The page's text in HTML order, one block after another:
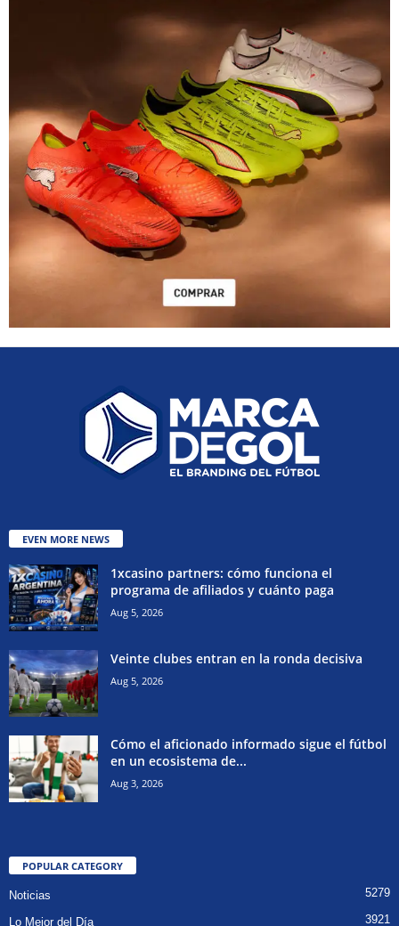
EVEN MORE NEWS
1xcasino partners: cómo funciona el
programa de afiliados y cuánto paga
Aug 5, 2026
Veinte clubes entran en la ronda decisiva
Aug 5, 2026
Cómo el aficionado informado sigue el fútbol
en un ecosistema de...
Aug 3, 2026
POPULAR CATEGORY
Noticias 5279
Lo Mejor del Día 3921